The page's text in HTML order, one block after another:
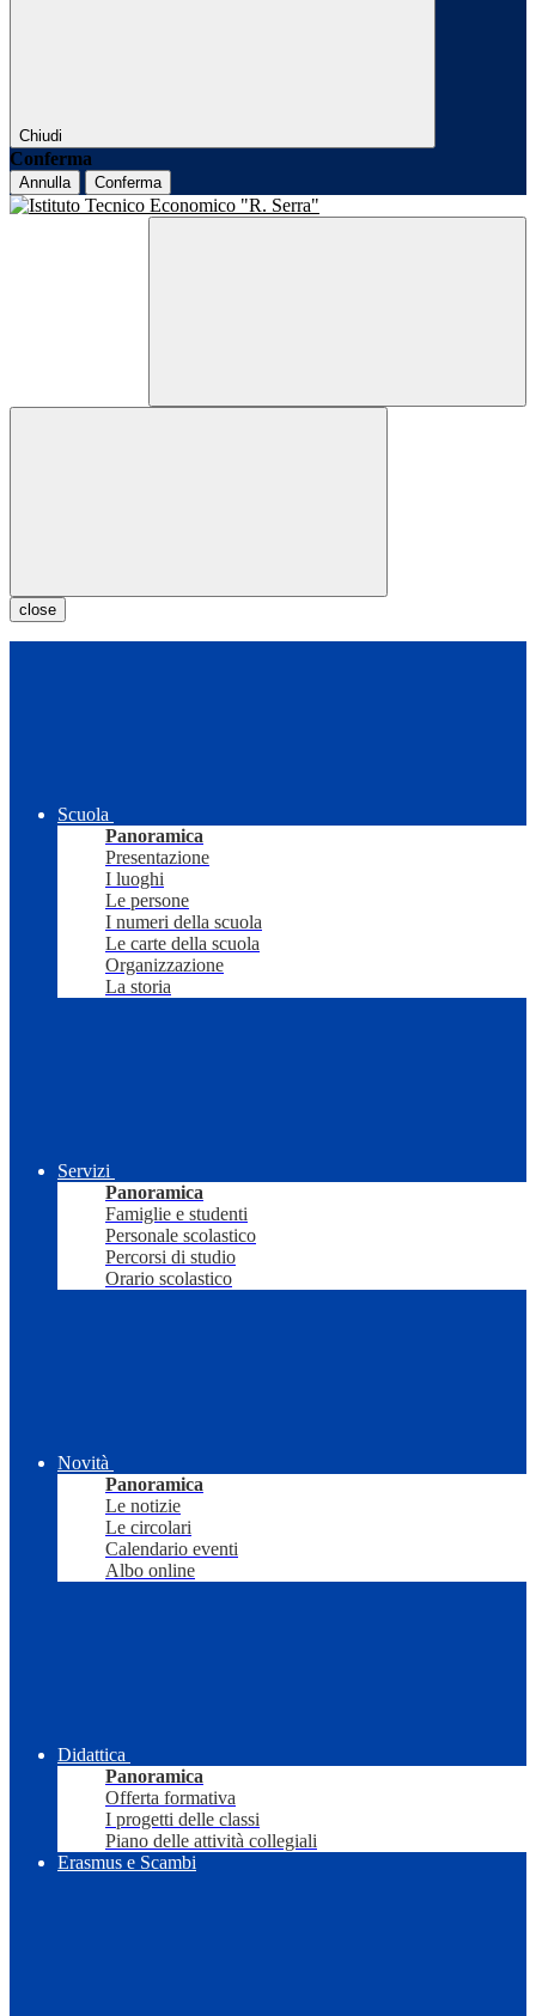
Chiudi
Conferma
Annulla Conferma
close
Scuola
Panoramica
Presentazione
I luoghi
Le persone
I numeri della scuola
Le carte della scuola
Organizzazione
La storia
Servizi
Panoramica
Famiglie e studenti
Personale scolastico
Percorsi di studio
Orario scolastico
Novità
Panoramica
Le notizie
Le circolari
Calendario eventi
Albo online
Didattica
Panoramica
Offerta formativa
I progetti delle classi
Piano delle attività collegiali
Erasmus e Scambi